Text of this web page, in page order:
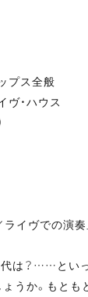
プス全般
ヴ・ハウス
イヴでの演奏
は？……といっ
うか。もと